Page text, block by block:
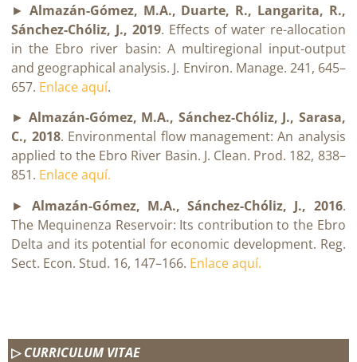
► Almazán-Gómez, M.A., Duarte, R., Langarita, R.,
Sánchez-Chóliz, J., 2019. Effects of water re-allocation
in the Ebro river basin: A multiregional input-output
and geographical analysis. J. Environ. Manage. 241, 645–
657. Enlace aquí.
► Almazán-Gómez, M.A., Sánchez-Chóliz, J., Sarasa,
C., 2018. Environmental flow management: An analysis
applied to the Ebro River Basin. J. Clean. Prod. 182, 838–
851. Enlace aquí.
► Almazán-Gómez, M.A., Sánchez-Chóliz, J., 2016.
The Mequinenza Reservoir: Its contribution to the Ebro
Delta and its potential for economic development. Reg.
Sect. Econ. Stud. 16, 147–166. Enlace aquí.
▷CURRICULUM VITAE